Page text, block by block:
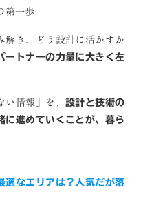
第一歩
解き、どう設計に活かすか
ートナーの力量に大きく左
い情報」を、 設計と技術の
に進めていくことが、暮ら
適なエリアは？人気だが落